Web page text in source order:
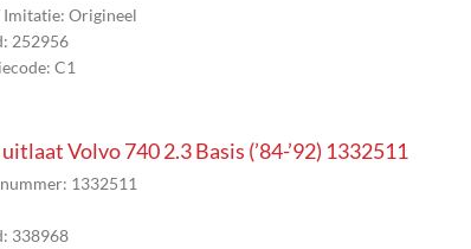
Origineel
252956
C1
Volvo 740 2.3 Basis (’84-’92) 1332511
1332511
338968